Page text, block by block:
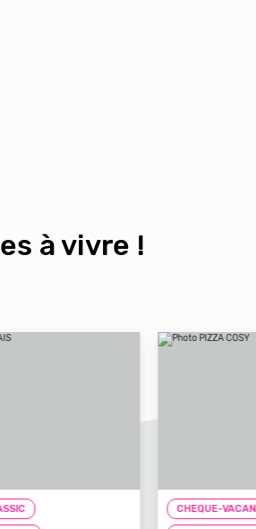
à vivre !
CHEQUE-VACANCES CLASSIC